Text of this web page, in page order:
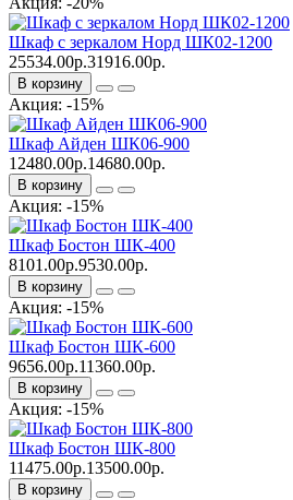
Шкаф c зеркалом Норд ШК02-1200
25534.00р.31916.00р.
В корзину
Акция: -15%
Шкаф Айден ШК06-900
12480.00р.14680.00р.
В корзину
Акция: -15%
Шкаф Бостон ШК-400
8101.00р.9530.00р.
В корзину
Акция: -15%
Шкаф Бостон ШК-600
9656.00р.11360.00р.
В корзину
Акция: -15%
Шкаф Бостон ШК-800
11475.00р.13500.00р.
В корзину